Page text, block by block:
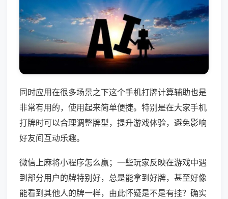
同时应用在很多场景之下这个手机打牌计算辅助也是
非常有用的，使用起来简单便捷。特别是在大家手机
打牌时可以合理调整牌型，提升游戏体验，避免影响
好友间互动乐趣。
微信上麻将小程序怎么赢；一些玩家反映在游戏中遇
到部分用户的牌特别好，总是能拿到好牌，甚至好像
能看到其他人的牌一样，由此怀疑是不是有挂？确实